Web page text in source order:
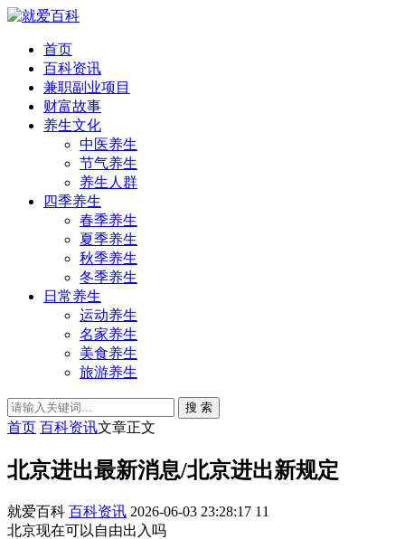
首页
百科资讯
兼职副业项目
财富故事
养生文化
中医养生
节气养生
养生人群
四季养生
春季养生
夏季养生
秋季养生
冬季养生
日常养生
运动养生
名家养生
美食养生
旅游养生
搜 索
首页 百科资讯文章正文
北京进出最新消息/北京进出新规定
就爱百科 百科资讯 2026-06-03 23:28:17 11
北京现在可以自由出入吗